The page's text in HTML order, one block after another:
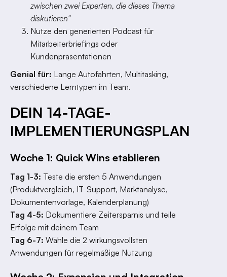
zwischen zwei Experten, die dieses Thema
diskutieren"
Nutze den generierten Podcast für
Mitarbeiterbriefings oder
Kundenpräsentationen
Genial für: Lange Autofahrten, Multitasking,
verschiedene Lerntypen im Team.
DEIN 14-TAGE-
IMPLEMENTIERUNGSPLAN
Woche 1: Quick Wins etablieren
Tag 1-3: Teste die ersten 5 Anwendungen
(Produktvergleich, IT-Support, Marktanalyse,
Dokumentenvorlage, Kalenderplanung)
Tag 4-5: Dokumentiere Zeitersparnis und teile
Erfolge mit deinem Team
Tag 6-7: Wähle die 2 wirkungsvollsten
Anwendungen für regelmäßige Nutzung